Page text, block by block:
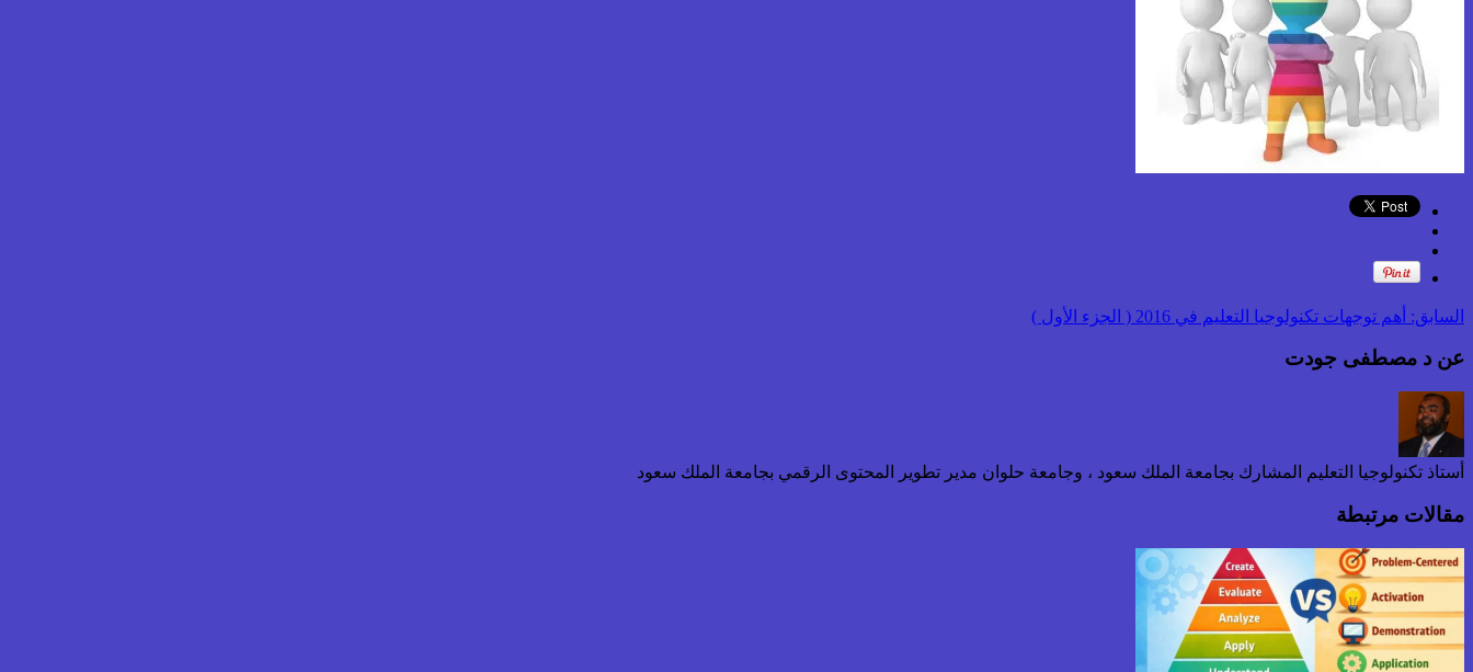
السابق: أهم توجهات تكنولوجيا التعليم في 2016 ( الجزء الأول )
عن د مصطفى جودت
أستاذ تكنولوجيا التعليم المشارك بجامعة الملك سعود ، وجامعة حلوان مدير تطوير المحتوى الرقمي بجامعة الملك سعود
مقالات مرتبطة